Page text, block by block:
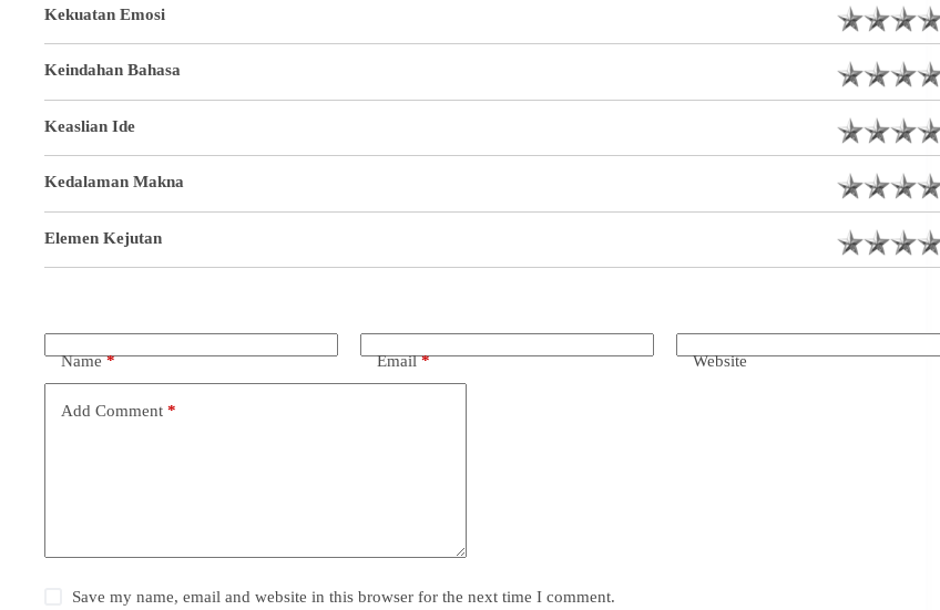
Kekuatan Emosi
Keindahan Bahasa
Keaslian Ide
Kedalaman Makna
Elemen Kejutan
Name* Email* Website
Add Comment *
Save my name, email and website in this browser for the next time I comment.